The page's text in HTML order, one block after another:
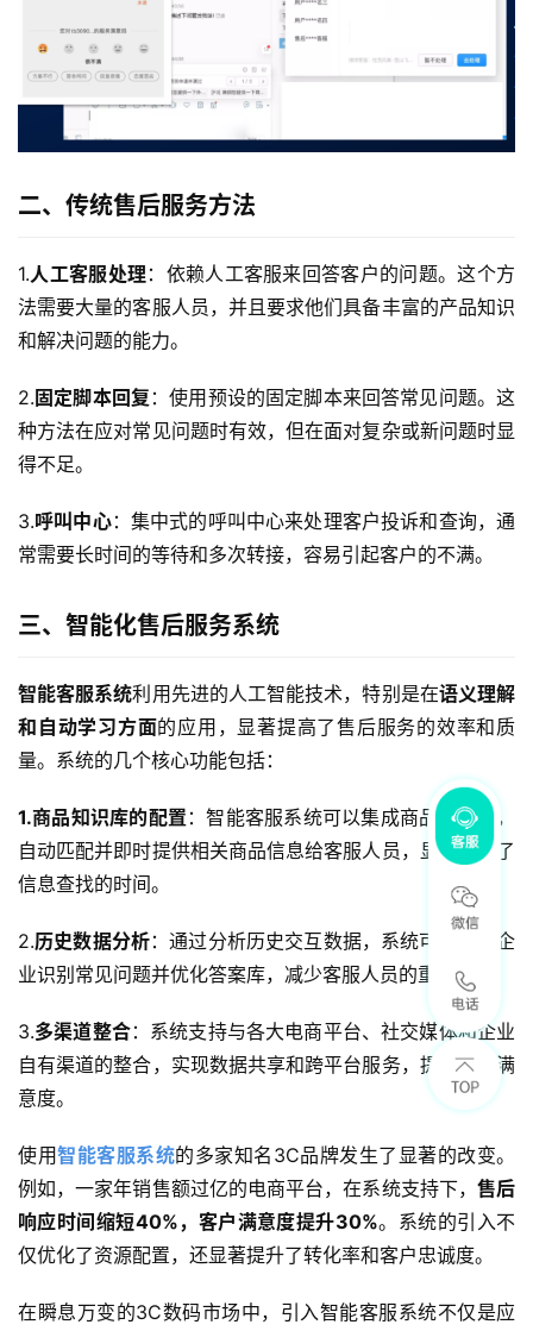
二、传统售后服务方法
1.人工客服处理 ：依赖人工客服来回答客户的问题。这个方
法需要大量的客服人员，并且要求他们具备丰富的产品知识
和解决问题的能力。
2. 固定脚本回复 ：使用预设的固定脚本来回答常见问题。这
种方法在应对常见问题时有效，但在面对复杂或新问题时显
得不足。
3.呼叫中心：集中式的呼叫中心来处理客户投诉和查询，通
常需要长时间的等待和多次转接，容易引起客户的不满。
三、智能化售后服务系统
智能客服系统利用先进的人工智能技术，特别是在语义理解
和自动学习方面的应用，显著提高了售后服务的效率和质
量。系统的几个核心功能包括：
1.商品知识库的配置 ：智能客服系统可以集成商品知识库，
自动匹配并即时提供相关商品信息给客服人员，显著减少了
信息查找的时间。
2.历史数据分析：通过分析历史交互数据，系统可以帮助企
业识别常见问题并优化答案库，减少客服人员的重复劳动。
3.多渠道整合：系统支持与各大电商平台、社交媒体和企业
自有渠道的整合，实现数据共享和跨平台服务，提高客户满
意度。
使用智能客服系统的多家知名3C品牌发生了显著的改变。
例如，一家年销售额过亿的电商平台，在系统支持下， 售后
响应时间缩短40%，客户满意度提升30%。系统的引入不
仅优化了资源配置，还显著提升了转化率和客户忠诚度。
在瞬息万变的3C数码市场中，引入智能客服系统不仅是应